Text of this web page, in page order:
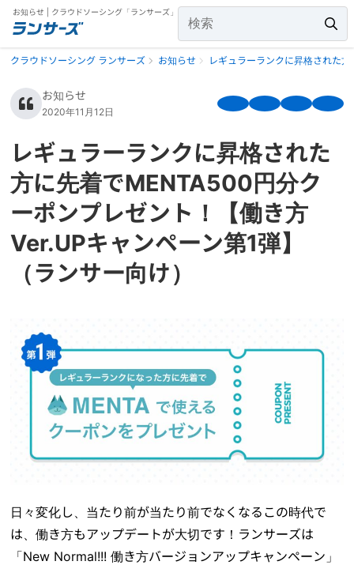
お知らせ | クラウドソーシング「ランサーズ」
クラウドソーシング ランサーズ お知らせ レギュラーランクに昇格された
お知らせ
2020年11月12日
レギュラーランクに昇格された
方に先着でMENTA500円分ク
ーポンプレゼント！【働き方
Ver.UPキャンペーン第1弾】
（ランサー向け）
日々変化し、当たり前が当たり前でなくなるこの時代で
は、働き方もアップデートが大切です！ランサーズは
「New Normal!!! 働き方バージョンアップキャンペーン」